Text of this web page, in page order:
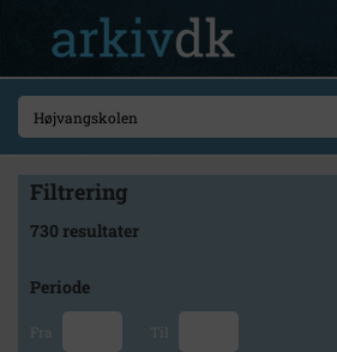
Filtrering
730 resultater
Periode
Fra Til